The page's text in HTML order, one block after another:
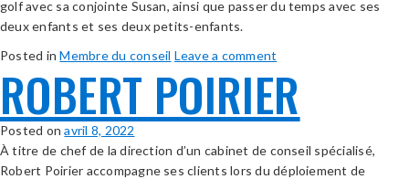
golf avec sa conjointe Susan, ainsi que passer du temps avec ses
deux enfants et ses deux petits-enfants.
Posted inMembre du conseil Leave a comment
ROBERT POIRIER
Posted onavril 8, 2022
À titre de chef de la direction d’un cabinet de conseil spécialisé,
Robert Poirier accompagne ses clients lors du déploiement de